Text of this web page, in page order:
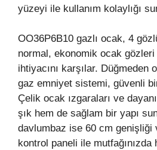
yüzeyi ile kullanım kolaylığı
OO36P6B10 gazlı ocak, 4
normal, ekonomik ocak
ihtiyacını karşılar. Düğmeden
gaz emniyet sistemi, güvenli
Çelik ocak ızgaraları ve
şık hem de sağlam bir yapı
davlumbaz ise 60 cm genişliği
kontrol paneli ile